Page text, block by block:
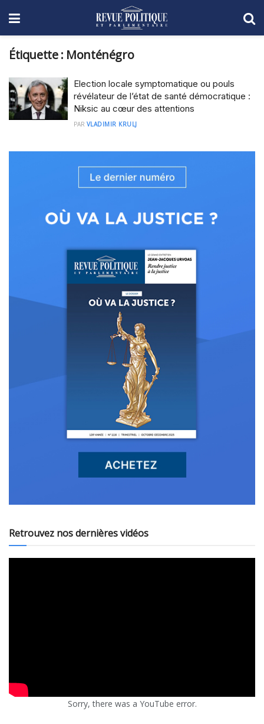
Étiquette : Monténégro
Election locale symptomatique ou pouls
révélateur de l’état de santé démocratique :
Niksic au cœur des attentions
PAR VLADIMIR KRULJ
Retrouvez nos dernières vidéos
Sorry, there was a YouTube error.